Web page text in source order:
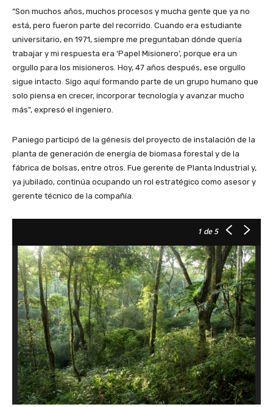
“Son muchos años, muchos procesos y mucha gente que ya no
está, pero fueron parte del recorrido. Cuando era estudiante
universitario, en 1971, siempre me preguntaban dónde quería
trabajar y mi respuesta era ‘Papel Misionero’, porque era un
orgullo para los misioneros. Hoy, 47 años después, ese orgullo
sigue intacto. Sigo aquí formando parte de un grupo humano que
solo piensa en crecer, incorporar tecnología y avanzar mucho
más”, expresó el ingeniero.
Paniego participó de la génesis del proyecto de instalación de la
planta de generación de energía de biomasa forestal y de la
fábrica de bolsas, entre otros. Fue gerente de Planta Industrial y,
ya jubilado, continúa ocupando un rol estratégico como asesor y
gerente técnico de la compañía.
1 de 5